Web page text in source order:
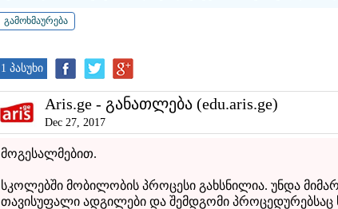
1 პასუხი
Aris.ge - განათლება (edu.aris.ge)
მოგესალმებით.
სკოლებში მობილობის პროცესი გახსნილია. უნდა
თავისუფალი ადგილები და შემდგომი პროცედურებსაც
Dec 27, 2017